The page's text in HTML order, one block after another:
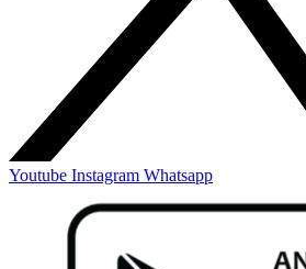
Youtube Instagram Whatsapp